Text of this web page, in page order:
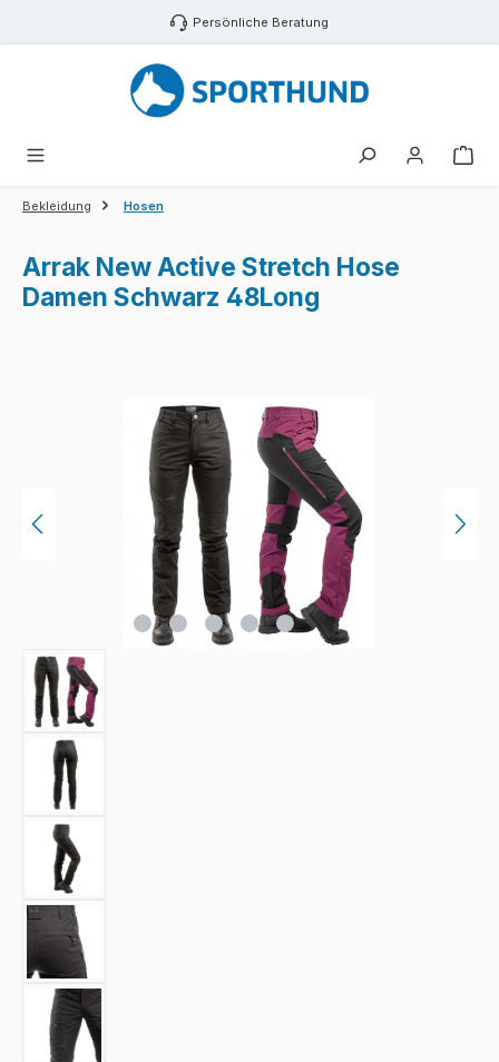
Zum Hauptinhalt springen Persönliche Beratung
Bekleidung Hosen
Arrak New Active Stretch Hose
Damen Schwarz 48Long
Bildergalerie überspringen